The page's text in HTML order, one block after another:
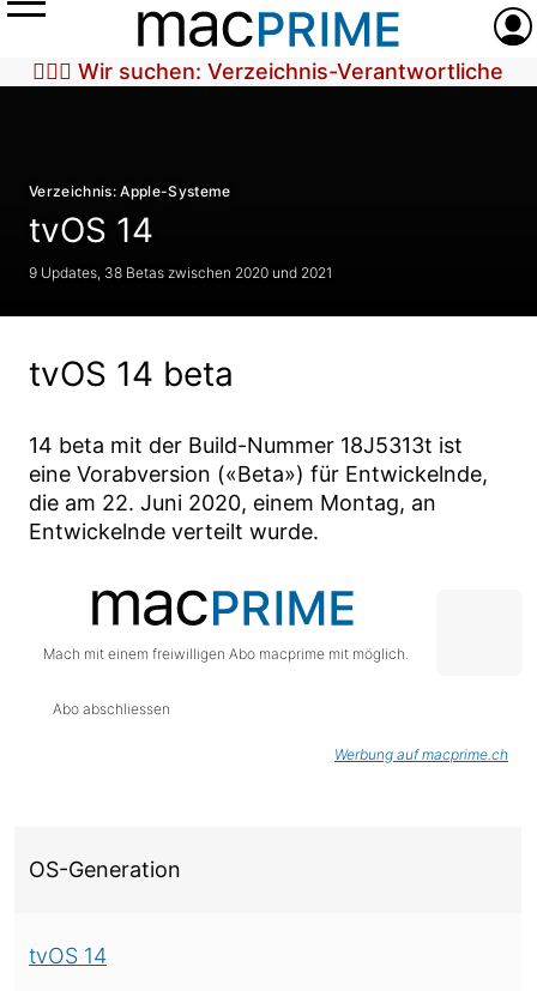
Menü
🕵🏼‍♀️ Wir suchen: Verzeichnis-Verantwortliche
Verzeichnis: Apple-Systeme
tvOS 14
9 Updates, 38 Betas zwischen 2020 und 2021
tvOS 14 beta
14 beta mit der Build-Nummer 18J5313t ist
eine Vorabversion («Beta») für Entwickelnde,
die am 22. Juni 2020, einem Montag, an
Entwickelnde verteilt wurde.
Mach mit einem freiwilligen Abo macprime mit möglich.
Abo abschliessen
Werbung auf macprime.ch
OS-Generation
tvOS 14